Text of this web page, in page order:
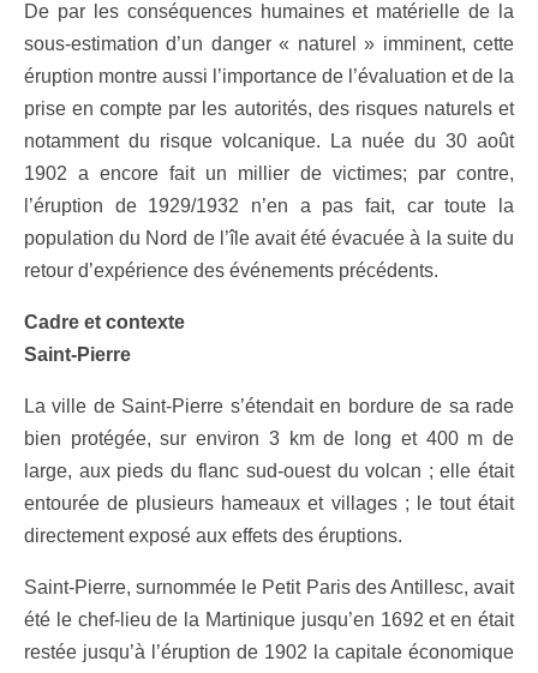
De par les conséquences humaines et matérielle de la
sous-estimation d’un danger « naturel » imminent, cette
éruption montre aussi l’importance de l’évaluation et de la
prise en compte par les autorités, des risques naturels et
notamment du risque volcanique. La nuée du 30 août
1902 a encore fait un millier de victimes; par contre,
l’éruption de 1929/1932 n’en a pas fait, car toute la
population du Nord de l’île avait été évacuée à la suite du
retour d’expérience des événements précédents.
Cadre et contexte
Saint-Pierre
La ville de Saint-Pierre s’étendait en bordure de sa rade
bien protégée, sur environ 3 km de long et 400 m de
large, aux pieds du flanc sud-ouest du volcan ; elle était
entourée de plusieurs hameaux et villages ; le tout était
directement exposé aux effets des éruptions.
Saint-Pierre, surnommée le Petit Paris des Antillesc, avait
été le chef-lieu de la Martinique jusqu’en 1692 et en était
restée jusqu’à l’éruption de 1902 la capitale économique